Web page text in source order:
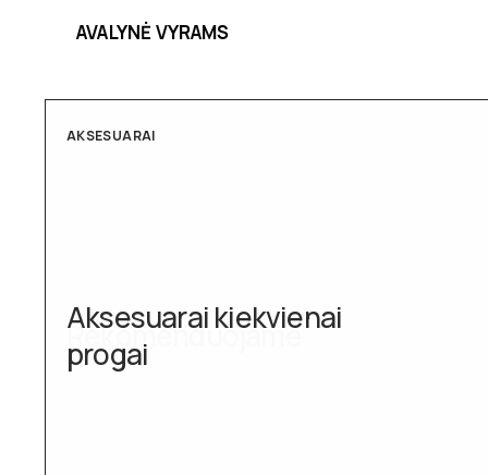
AVALYNĖ VYRAMS
AKSESUARAI
Aksesuarai kiekvienai
progai